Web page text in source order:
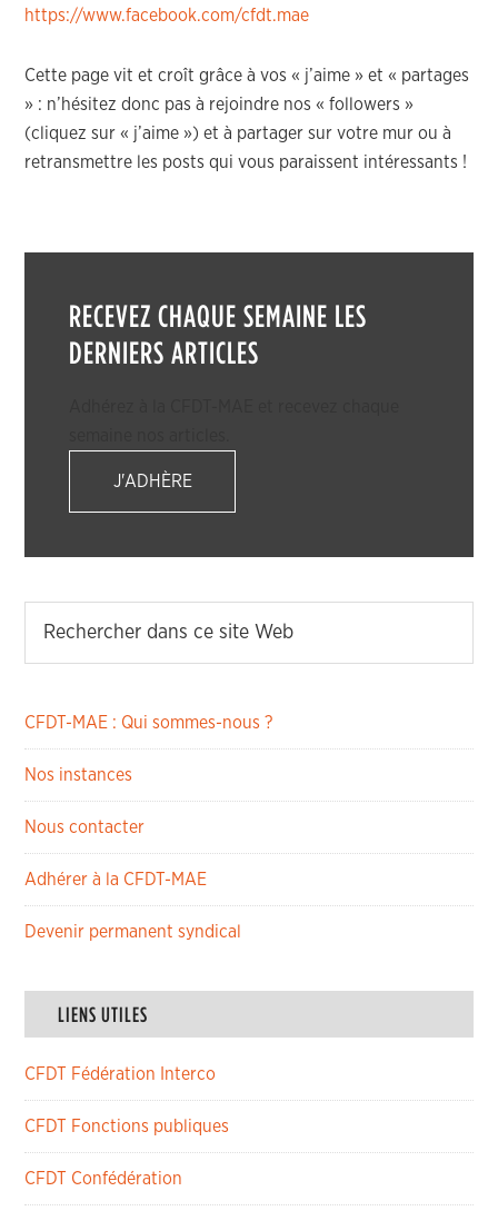
https://www.facebook.com/cfdt.mae
Cette page vit et croît grâce à vos « j’aime » et « partages
» : n’hésitez donc pas à rejoindre nos « followers »
(cliquez sur « j’aime ») et à partager sur votre mur ou à
retransmettre les posts qui vous paraissent intéressants !
RECEVEZ CHAQUE SEMAINE LES
DERNIERS ARTICLES
J'ADHÈRE
CFDT-MAE : Qui sommes-nous ?
Nos instances
Nous contacter
Adhérer à la CFDT-MAE
Devenir permanent syndical
LIENS UTILES
CFDT Fédération Interco
CFDT Fonctions publiques
CFDT Confédération